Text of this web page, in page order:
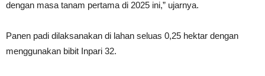
dengan masa tanam pertama di 2025 ini,” ujarnya.
Panen padi dilaksanakan di lahan seluas 0,25 hektar dengan
menggunakan bibit Inpari 32.